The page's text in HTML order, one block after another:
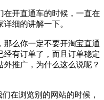
在开直通车的时候，一直在
细的讲解一下。
么你一定不要开淘宝直通
经有订单了，而且订单稳定
推广，为什么这么说呢？
在浏览别的网站的时候，